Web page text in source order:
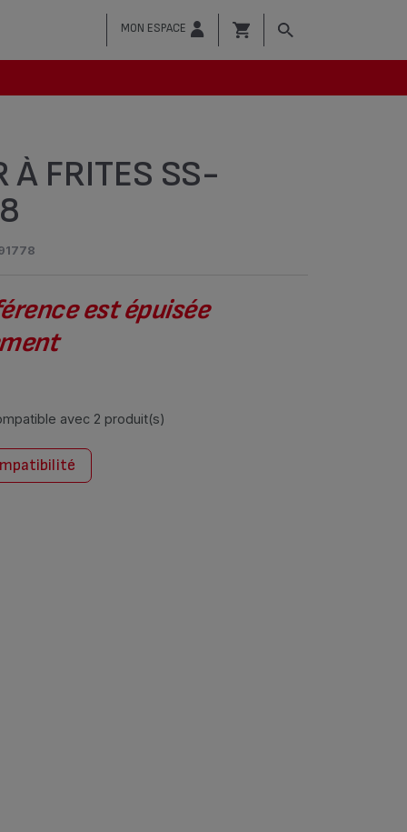
MON ESPACE
À FRITES SS-
est épuisée
avec 2 produit(s)